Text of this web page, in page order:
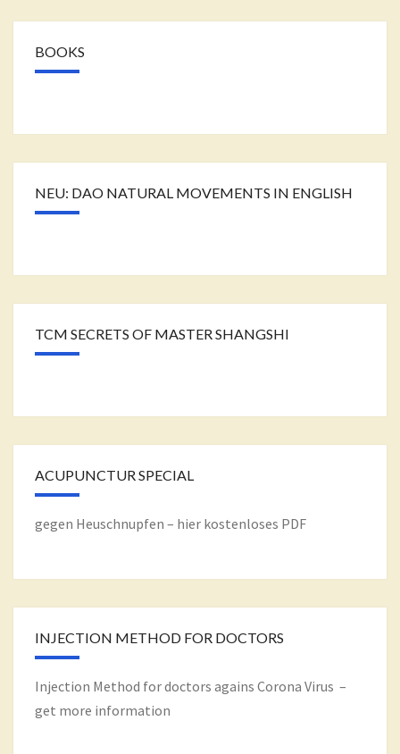
BOOKS
NEU: DAO NATURAL MOVEMENTS IN ENGLISH
TCM SECRETS OF MASTER SHANGSHI
ACUPUNCTUR SPECIAL
gegen Heuschnupfen – hier kostenloses PDF
INJECTION METHOD FOR DOCTORS
Injection Method for doctors agains Corona Virus –
get more information